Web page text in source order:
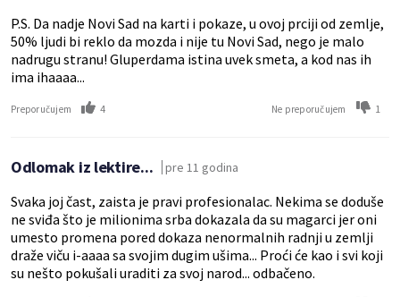
P.S. Da nadje Novi Sad na karti i pokaze, u ovoj prciji od zemlje,
50% ljudi bi reklo da mozda i nije tu Novi Sad, nego je malo
nadrugu stranu! Gluperdama istina uvek smeta, a kod nas ih
ima ihaaaa...
Preporučujem 4 Ne preporučujem 1
Odlomak iz lektire... pre 11 godina
Svaka joj čast, zaista je pravi profesionalac. Nekima se doduše
ne sviđa što je milionima srba dokazala da su magarci jer oni
umesto promena pored dokaza nenormalnih radnji u zemlji
draže viču i-aaaa sa svojim dugim ušima... Proći će kao i svi koji
su nešto pokušali uraditi za svoj narod... odbačeno.